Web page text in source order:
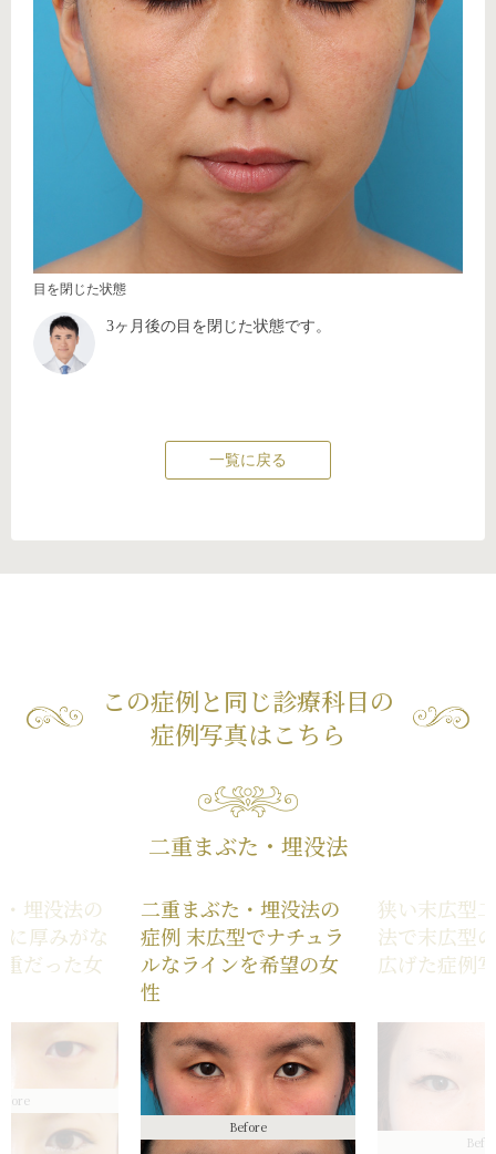
目を閉じた状態
3ヶ月後の目を閉じた状態です。
一覧に戻る
この症例と同じ診療科目の
症例写真はこちら
二重まぶた・埋没法
埋没法の
に厚みがな
だった女
二重まぶた・埋没法の
症例 末広型でナチュラ
ルなラインを希望の女
性
Before
狭い末広型
法で末広型
広げた症例